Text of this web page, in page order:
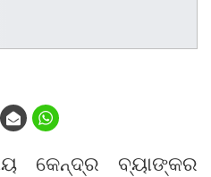
କେନ୍ଦ୍ର ବ୍ୟାଙ୍କର